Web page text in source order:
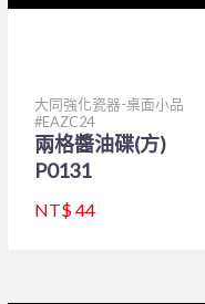
大同強化瓷器-桌面小品
EAZC24
兩格醬油碟(方)
P0131
NT$ 44